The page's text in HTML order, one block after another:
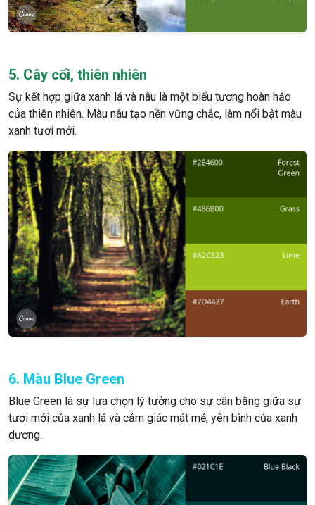
5. Cây cối, thiên nhiên
Sự kết hợp giữa xanh lá và nâu là một biểu tượng hoàn hảo
của thiên nhiên. Màu nâu tạo nền vững chắc, làm nổi bật màu
xanh tươi mới.
6. Màu Blue Green
Blue Green là sự lựa chọn lý tưởng cho sự cân bằng giữa sự
tươi mới của xanh lá và cảm giác mát mẻ, yên bình của xanh
dương.